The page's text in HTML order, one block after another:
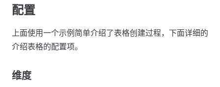
配置
上面使用一个示例简单介绍了表格创建过程，下面详细的
介绍表格的配置项。
维度